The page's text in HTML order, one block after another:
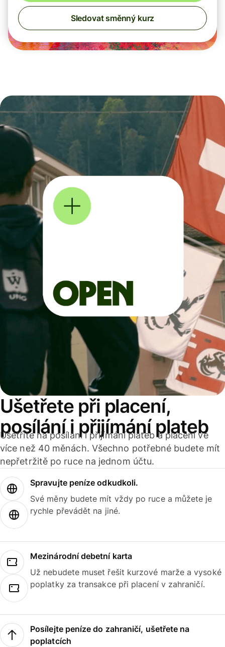
Sledovat směnný kurz
Ušetřete při placení,
posílání i přijímání plateb
Ušetříte na posílání i přijímání plateb a placení ve
více než 40 měnách. Všechno potřebné budete mít
nepřetržitě po ruce na jednom účtu.
Spravujte peníze odkudkoli.
Své měny budete mít vždy po ruce a můžete je
rychle převádět na jiné.
Mezinárodní debetní karta
Už nebudete muset řešit kurzové marže a vysoké
poplatky za transakce při placení v zahraničí.
Posílejte peníze do zahraničí, ušetřete na
poplatcích